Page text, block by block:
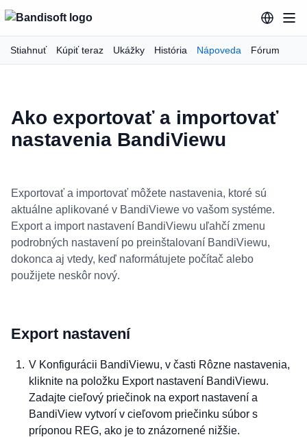
Stiahnuť Kúpiť teraz Ukážky História Nápoveda Fórum
Ako exportovať a importovať
nastavenia BandiViewu
Exportovať a importovať môžete nastavenia, ktoré sú
aktuálne aplikované v BandiViewe vo vašom systéme.
Export a import nastavení BandiViewu uľahčí zmenu
podrobných nastavení po preinštalovaní BandiViewu,
dokonca aj vtedy, keď naformátujete počítač alebo
použijete neskôr nový.
Export nastavení
V Konfigurácii BandiViewu, v časti Rôzne nastavenia,
kliknite na položku Export nastavení BandiViewu.
Zadajte cieľový priečinok na export nastavení a
BandiView vytvorí v cieľovom priečinku súbor s
príponou REG, ako je to znázornené nižšie.